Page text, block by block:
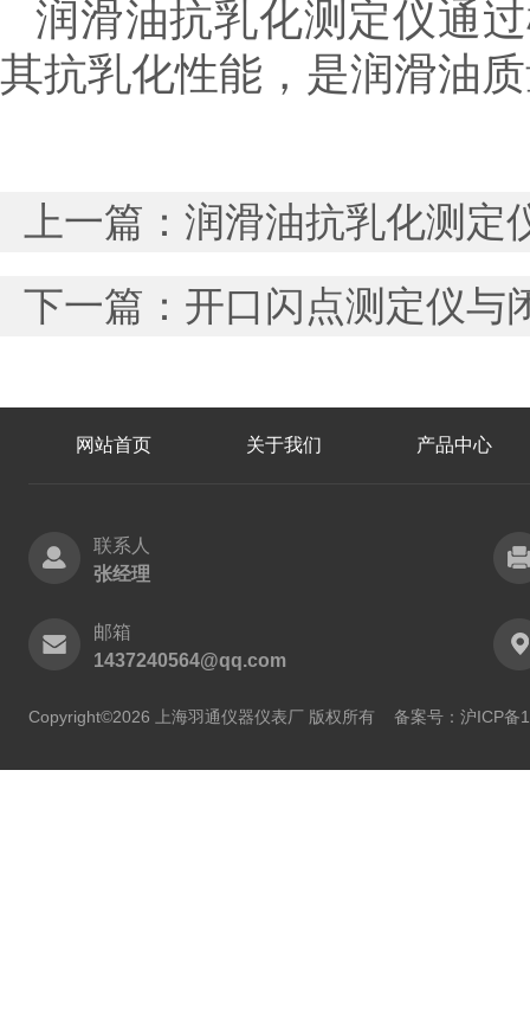
润滑油抗乳化测定仪通
其抗乳化性能，是润滑油
上一篇： 润滑油抗乳化测定
下一篇： 开口闪点测定仪与
网站首页 关于我们 产品中心
联系人
张经理
邮箱
1437240564@qq.com
Copyright©2026 上海羽通仪器仪表厂 版权所有 备案号：沪ICP备